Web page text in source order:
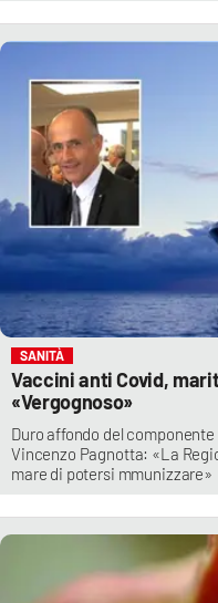
SANITÀ
Vaccini anti Covid,
«Vergognoso»
Duro affondo del
Vincenzo Pagnotta: «La
mare di potersi mmunizzare»